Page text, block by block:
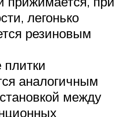
легонько
резиновым
аналогичным
между